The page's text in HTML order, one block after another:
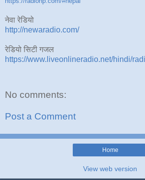
नेवा रेडियो
http://newaradio.com/
रेडियो सिटी गजल
https://www.liveonlineradio.net/hindi/
No comments:
Post a Comment
Home
View web version